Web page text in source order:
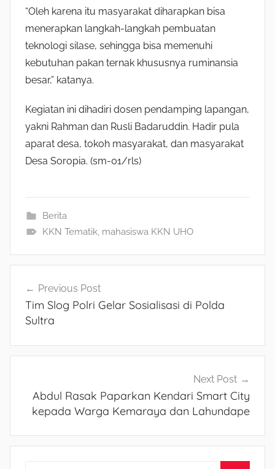
“Oleh karena itu masyarakat diharapkan bisa
menerapkan langkah-langkah pembuatan
teknologi silase, sehingga bisa memenuhi
kebutuhan pakan ternak khususnya ruminansia
besar,” katanya.
Kegiatan ini dihadiri dosen pendamping lapangan,
yakni Rahman dan Rusli Badaruddin. Hadir pula
aparat desa, tokoh masyarakat, dan masyarakat
Desa Soropia. (sm-01/rls)
Berita
KKN Tematik, mahasiswa KKN UHO
Navigasi
pos
Previous Post
Tim Slog Polri Gelar Sosialisasi di Polda
Sultra
Next Post
Abdul Rasak Paparkan Kendari Smart City
kepada Warga Kemaraya dan Lahundape